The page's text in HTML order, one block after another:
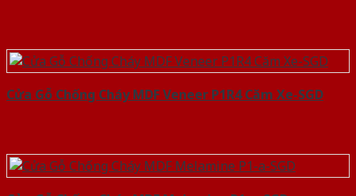
Cửa Gỗ Chống Cháy MDF Veneer P1R4 Căm Xe-SGD